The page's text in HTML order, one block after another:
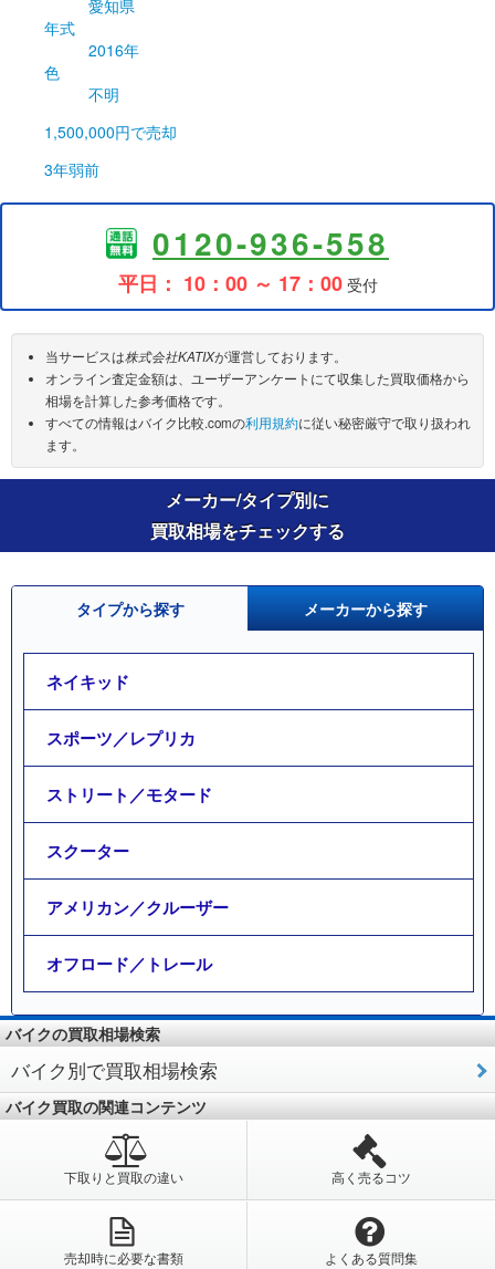
愛知県
年式
2016年
色
不明
1,500,000円で売却
3年弱前
0120-936-558
平日： 10：00 ～ 17：00受付
当サービスは株式会社KATIXが運営しております。
オンライン査定金額は、ユーザーアンケートにて収集した買取価格から
相場を計算した参考価格です。
すべての情報はバイク比較.comの利用規約に従い秘密厳守で取り扱われ
ます。
メーカー/タイプ別に
買取相場をチェックする
タイプから探す メーカーから探す
ネイキッド
スポーツ／レプリカ
ストリート／モタード
スクーター
アメリカン／クルーザー
オフロード／トレール
バイクの買取相場検索
バイク別で買取相場検索
バイク買取の関連コンテンツ
下取りと買取の違い 高く売るコツ
売却時に必要な書類 よくある質問集